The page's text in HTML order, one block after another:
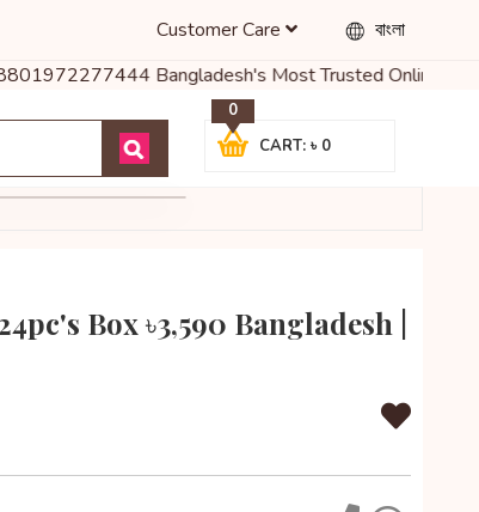
বাংলা
Customer Care
8801972277444 Bangladesh's Most Trusted Online Shop
CART: ৳ 0
0
Box ৳3,590 Bangladesh |